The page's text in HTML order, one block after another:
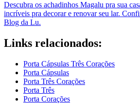
Descubra os achadinhos Magalu pra sua
incríveis pra decorar e renovar seu lar.
Blog da Lu.
Links relacionados:
Porta Cápsulas Três Corações
Porta Cápsulas
Porta Três Corações
Porta Três
Porta Corações